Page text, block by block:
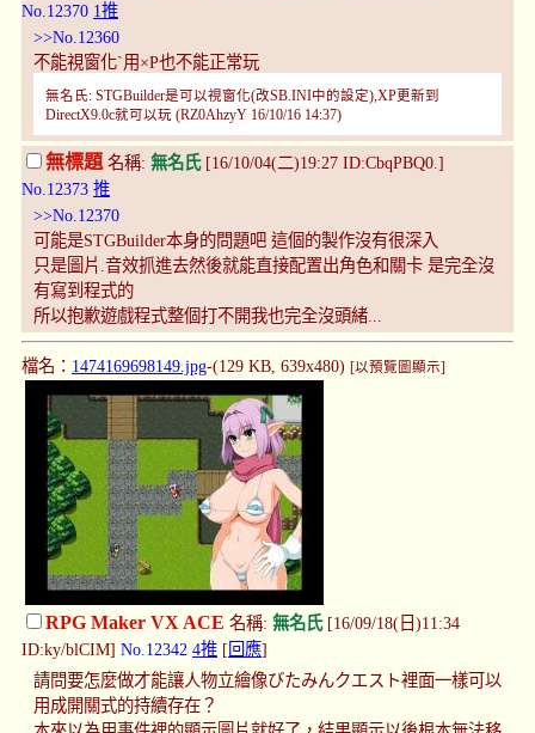
No.12370 1推
>>No.12360
不能視窗化`用×P也不能正常玩
無名氏: STGBuilder是可以視窗化(改SB.INI中的設定),XP更新到
DirectX9.0c就可以玩 (RZ0AhzyY 16/10/16 14:37)
無標題 名稱: 無名氏[16/10/04(二)19:27 ID:CbqPBQ0.]
No.12373 推
>>No.12370
可能是STGBuilder本身的問題吧 這個的製作沒有很深入
只是圖片.音效抓進去然後就能直接配置出角色和關卡 是完全沒
有寫到程式的
所以抱歉遊戲程式整個打不開我也完全沒頭緒...
檔名： 1474169698149.jpg-(129 KB, 639x480) [以預覽圖顯示]
RPG Maker VX ACE 名稱: 無名氏[16/09/18(日)11:34
ID:ky/blCIM] No.12342 4推 [ 回應]
請問要怎麼做才能讓人物立繪像びたみんクエスト裡面一樣可以
用成開關式的持續存在？